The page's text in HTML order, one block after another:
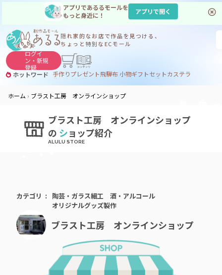
アプリであるるモールを
もっと身近に！
アプリで開く
隠れ家的なお店で作品を見つける、
ちょっと特別なECモール
ログイ
ン・新規
登録
ホットワード 手作りプレゼント飛騨布 小物ギフトセットカステラ
サヌカイト コーヒー
ジンギスカン
ホーム
ブラスト工房 オンラインショップ
ブラスト工房 オンラインショップ
の ショップ紹介
カテゴリ 陶芸・ガラス細工
酒・アルコール
オリジナルグッズ製作
ブラスト工房 オンラインショップ